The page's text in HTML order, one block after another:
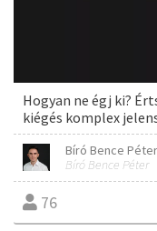
Hogyan ne égj ki?
kiégés komplex
Bíró Bence Péter
Bíró Bence Péter
76